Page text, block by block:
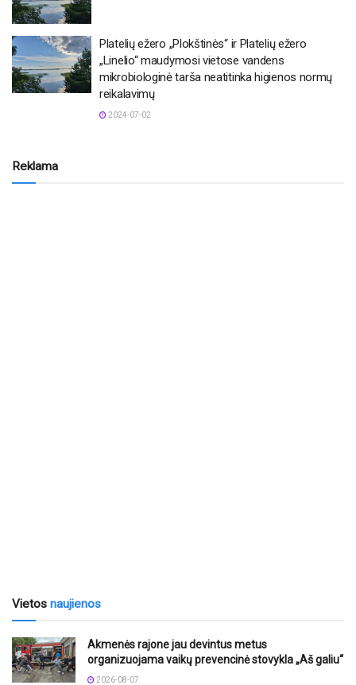
Platelių ežero „Plokštinės“ ir Platelių ežero
„Linelio“ maudymosi vietose vandens
mikrobiologinė tarša neatitinka higienos normų
reikalavimų
2024-07-02
Reklama
Vietos naujienos
Akmenės rajone jau devintus metus
organizuojama vaikų prevencinė stovykla „Aš galiu“
2026-08-07